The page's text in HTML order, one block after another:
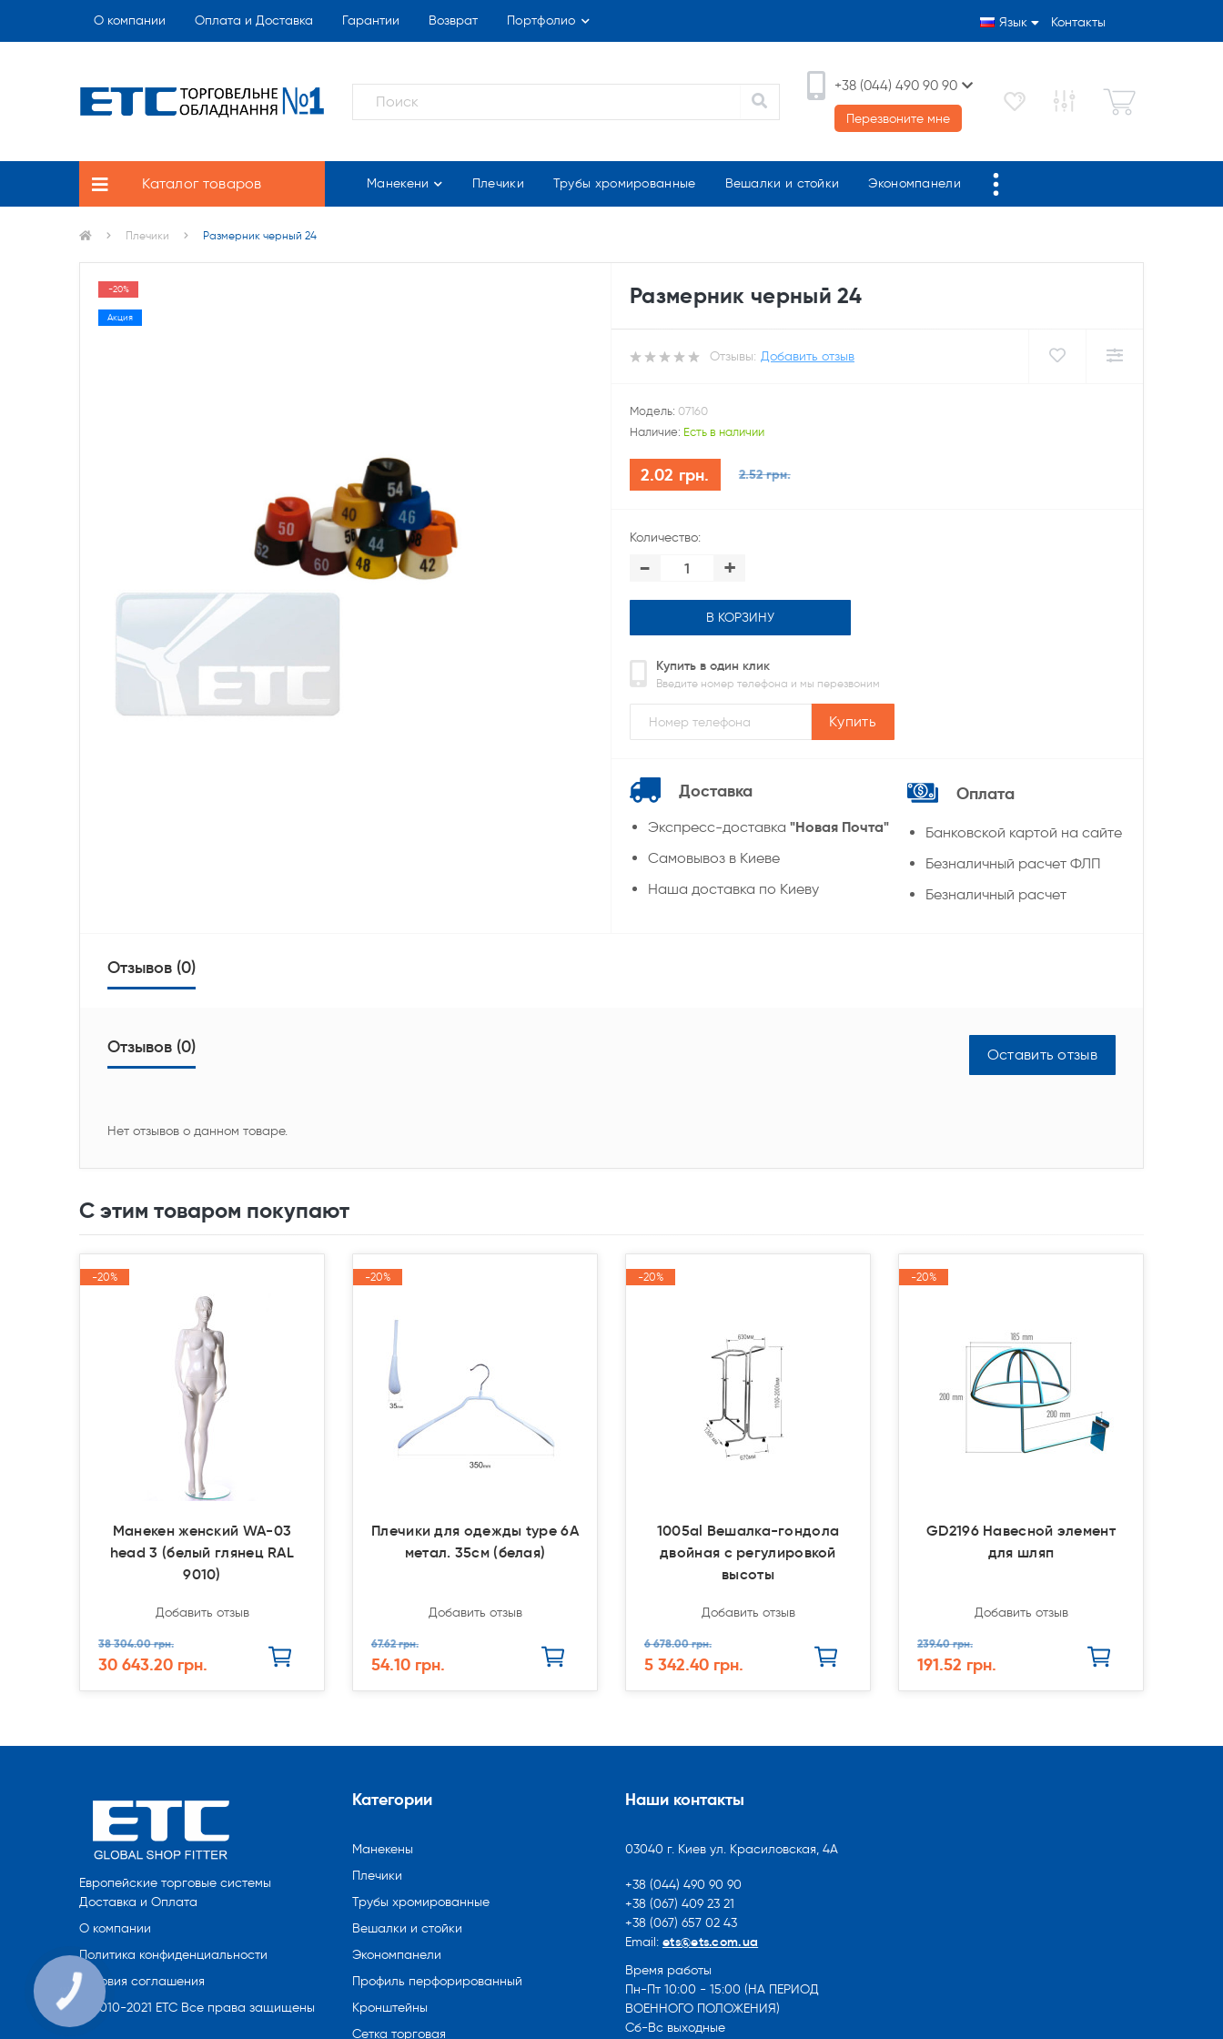
О компании Оплата и Доставка Гарантии Возврат Портфолио Язык Контакты
+38 (044) 490 90 90
Перезвоните мне
Каталог товаров Манекени Плечики Трубы хромированные Вешалки и стойки Экономпанели
Плечики Размерник черный 24
-20%
Акция
Размерник черный 24
Отзывы: Добавить отзыв
Модель: 07160
Наличие: Есть в наличии
2.02 грн. 2.52 грн.
Количество:
- +
В КОРЗИНУ
Купить в один клик
Введите номер телефона и мы перезвоним
Купить
Доставка
Экспресс-доставка "Новая Почта"
Самовывоз в Киеве
Наша доставка по Киеву
Оплата
Банковской картой на сайте
Безналичный расчет ФЛП
Безналичный расчет
Отзывов (0)
Отзывов (0) Оставить отзыв
Нет отзывов о данном товаре.
С этим товаром покупают
-20%
-20%
Манекен женский WA-03
head 3 (белый глянец RAL
9010)
Добавить отзыв
38 304.00 грн.
30 643.20 грн.
-20%
-20%
Плечики для одежды type 6А
метал. 35см (белая)
Добавить отзыв
67.62 грн.
54.10 грн.
-20%
-20%
1005al Вешалка-гондола
двойная с регулировкой
высоты
Добавить отзыв
6 678.00 грн.
5 342.40 грн.
-20%
-20%
GD2196 Навесной элемент
для шляп
Добавить отзыв
239.40 грн.
191.52 грн.
Европейские торговые системы
Доставка и Оплата
О компании
Политика конфиденциальности
Условия соглашения
© 2010-2021 ETC Все права защищены
Категории
Манекены
Плечики
Трубы хромированные
Вешалки и стойки
Экономпанели
Профиль перфорированный
Кронштейны
Сетка торговая
Наши контакты
03040 г. Киев ул. Красиловская, 4А
+38 (044) 490 90 90
+38 (067) 409 23 21
+38 (067) 657 02 43
Email: ets@ets.com.ua
Время работы
Пн-Пт 10:00 - 15:00 (НА ПЕРИОД
ВОЕННОГО ПОЛОЖЕНИЯ)
Сб-Вс выходные